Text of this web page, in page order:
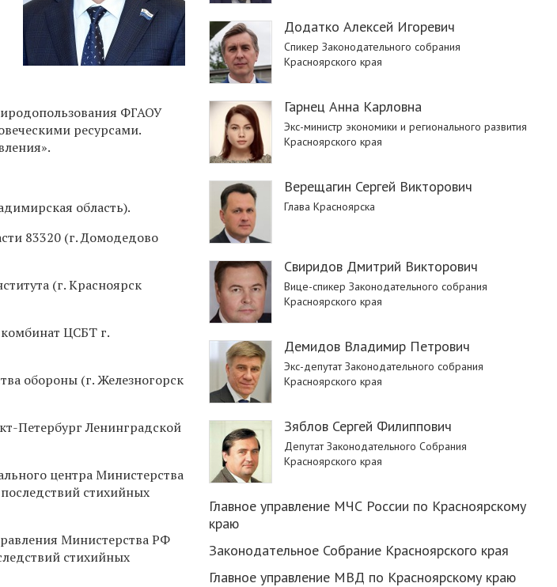
ФГАОУ
ресурсами.
область).
83320 (г. Домодедово
(г. Красноярск
ЦСБТ г.
обороны (г. Железногорск
Петербург Ленинградской
центра Министерства
стихийных
Министерства РФ
стихийных
Додатко Алексей Игоревич
Спикер Законодательного собрания
Красноярского края
Гарнец Анна Карловна
Экс-министр экономики и регионального развития
Красноярского края
Верещагин Сергей Викторович
Глава Красноярска
Свиридов Дмитрий Викторович
Вице-спикер Законодательного собрания
Красноярского края
Демидов Владимир Петрович
Экс-депутат Законодательного собрания
Красноярского края
Зяблов Сергей Филиппович
Депутат Законодательного Собрания
Красноярского края
Главное управление МЧС России по Красноярскому
краю
Законодательное Собрание Красноярского края
Главное управление МВД по Красноярскому краю